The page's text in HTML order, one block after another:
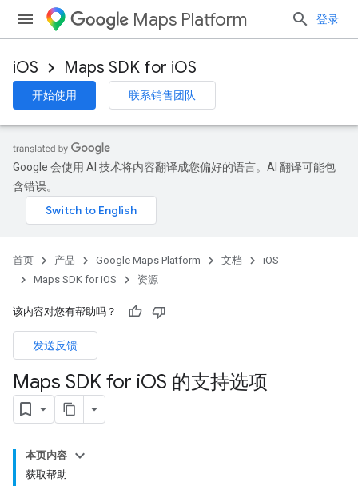
Maps Platform 登录
iOS Maps SDK for iOS
开始使用 联系销售团队
Google 会使用 AI 技术将内容翻译成您偏好的语言。AI 翻译可能包
含错误。
首页 产品 Google Maps Platform 文档
iOS
Maps SDK for iOS
资源
该内容对您有帮助吗？
发送反馈
Maps SDK for iOS 的支持选项
本页内容
获取帮助